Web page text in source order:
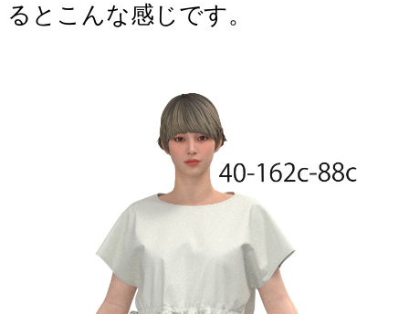
るとこんな感じです。